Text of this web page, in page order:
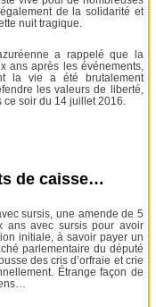
de la solidarité et
nuit tragique.
a rappelé que la
ans après les événements,
la vie a été brutalement
les valeurs de liberté,
soir du 14 juillet 2016.
de caisse…
sursis, une amende de 5
ans avec sursis pour avoir
initiale, à savoir payer un
parlementaire du député
des cris d’orfraie et crie
Étrange façon de